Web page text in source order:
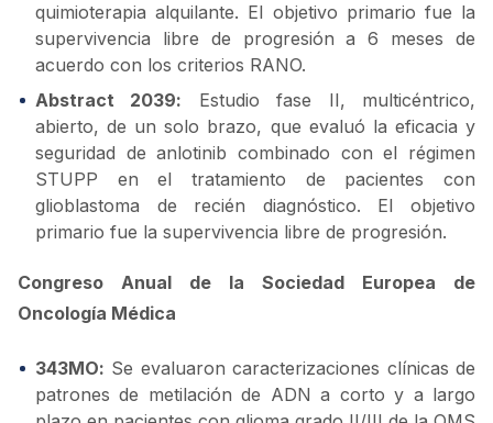
quimioterapia alquilante. El objetivo primario fue la
supervivencia libre de progresión a 6 meses de
acuerdo con los criterios RANO.
Abstract 2039: Estudio fase II, multicéntrico,
abierto, de un solo brazo, que evaluó la eficacia y
seguridad de anlotinib combinado con el régimen
STUPP en el tratamiento de pacientes con
glioblastoma de recién diagnóstico. El objetivo
primario fue la supervivencia libre de progresión.
Congreso Anual de la Sociedad Europea de
Oncología Médica
343MO: Se evaluaron caracterizaciones clínicas de
patrones de metilación de ADN a corto y a largo